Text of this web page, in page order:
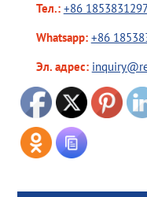
Тел.: +86
Whatsapp: +86
Эл. адрес: